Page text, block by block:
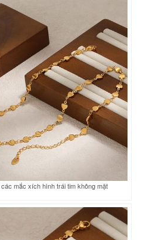
mắc xích hình trái tim không mặt